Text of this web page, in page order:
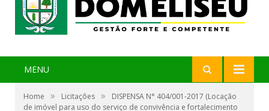
MENU
Home » Licitações »
DISPENSA N° 404/001-2017 (Locação
de imóvel para uso do serviço de convivência e fortalecimento